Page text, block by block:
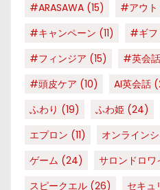
#ARASAWA (15) #アウト
#キャンペーン (11) #ギフ
#フィンジア (15) #英会話
#頭皮ケア (10) AI英会話
ふわり (19) ふわ姫 (24)
エプロン (11) オンライン
ゲーム (24) サロンドロワ
スピークエル (26) セキュ